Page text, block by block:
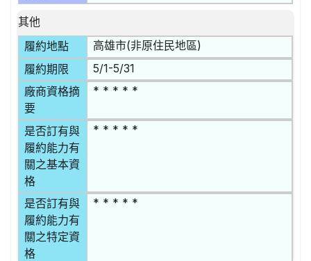
其他
履約地點
高雄市(非原住民地區)
履約期限 5/1-5/31
廠商資格摘
要
* * * * *
是否訂有與
履約能力有
關之基本資
格
* * * * *
是否訂有與
履約能力有
關之特定資
格
* * * * *